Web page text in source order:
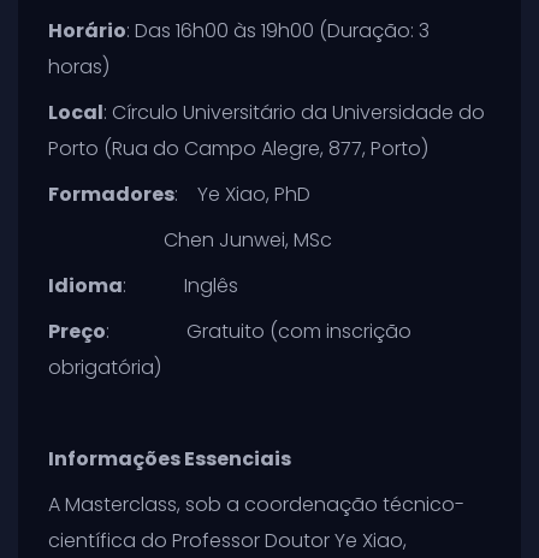
Horário: Das 16h00 às 19h00 (Duração: 3
horas)
Local: Círculo Universitário da Universidade do
Porto (Rua do Campo Alegre, 877, Porto)
Formadores: Ye Xiao, PhD
Chen Junwei, MSc
Idioma: Inglês
Preço: Gratuito (com inscrição
obrigatória)
Informações Essenciais
A Masterclass, sob a coordenação técnico-
científica do Professor Doutor Ye Xiao,